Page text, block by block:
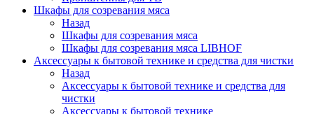
Шкафы для созревания мяса
Назад
Шкафы для созревания мяса
Шкафы для созревания мяса LIBHOF
Аксессуары к бытовой технике и средства для чистки
Назад
Аксессуары к бытовой технике и средства для
чистки
Аксессуары к бытовой технике